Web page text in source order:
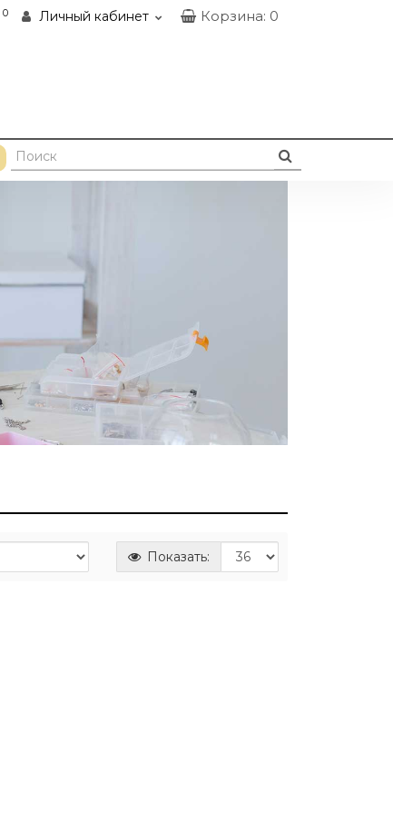
0 Личный кабинет Корзина: 0
Показать: